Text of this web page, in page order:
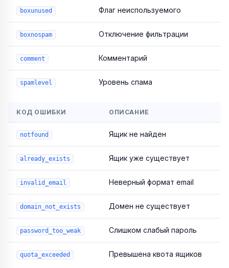
boxunused Флаг неиспользуемого
boxnospam Отключение фильтрации
comment Комментарий
spamlevel Уровень спама
КОД ОШИБКИ ОПИСАНИЕ
notfound Ящик не найден
already_exists Ящик уже существует
invalid_email Неверный формат email
domain_not_exists Домен не существует
password_too_weak Слишком слабый пароль
quota_exceeded Превышена квота ящиков